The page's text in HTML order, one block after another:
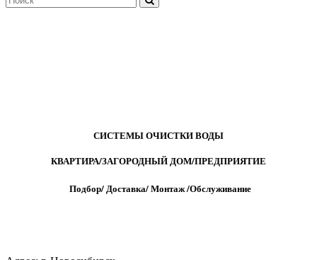
СИСТЕМЫ ОЧИСТКИ ВОДЫ
КВАРТИРА/ЗАГОРОДНЫЙ ДОМ/ПРЕДПРИЯТИЕ
Подбор/Доставка/Монтаж/Обслуживание